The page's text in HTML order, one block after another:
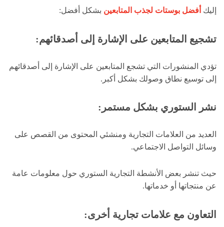
إليك أفضل بوستات لجذب المتابعين بشكل أفضل:
تشجيع المتابعين على الإشارة إلى أصدقائهم:
تؤدي المنشورات التي تشجع المتابعين على الإشارة إلى أصدقائهم
إلى توسيع نطاق وصولك بشكل أكبر.
نشر الستوري بشكل مستمر:
العديد من العلامات التجارية ومنشئي المحتوى من القصص على
وسائل التواصل الاجتماعي.
حيث تنشر بعض الأنشطة التجارية الستوري حول معلومات عامة
عن منتجاتها أو خدماتها.
التعاون مع علامات تجارية أخرى: